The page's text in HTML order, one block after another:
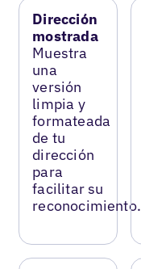
Dirección
mostrada
Muestra
una
versión
limpia y
formateada
de tu
dirección
para
facilitar su
reconocimiento.